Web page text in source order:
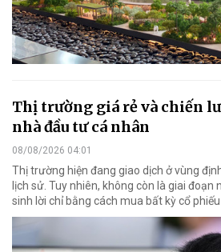
Thị trường giá rẻ và chiến
nhà đầu tư cá nhân
08/08/2026 04:01
Thị trường hiện đang giao dịch ở vùng
lịch sử. Tuy nhiên, không còn là giai đoạn
sinh lời chỉ bằng cách mua bất kỳ cổ